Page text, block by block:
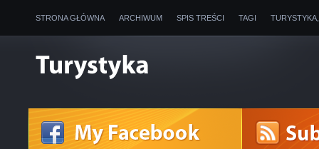
STRONA GŁÓWNA ARCHIWUM SPIS TREŚCI TAGI